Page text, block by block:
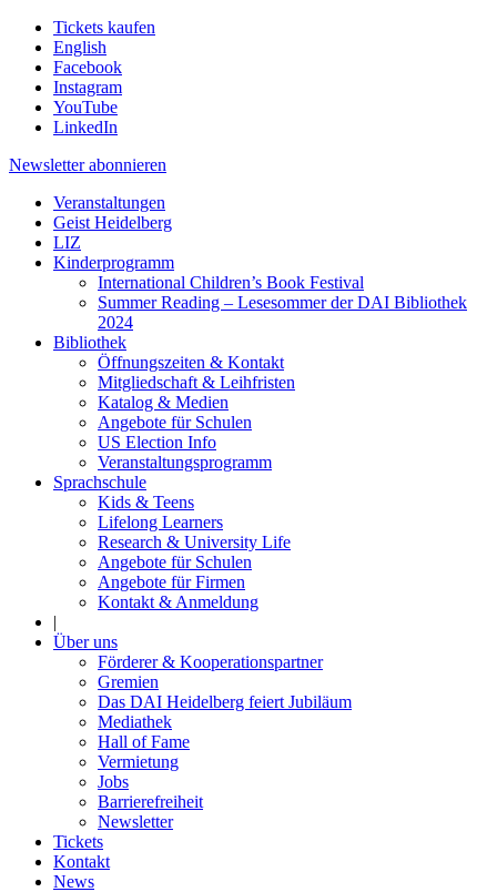
Tickets kaufen
English
Facebook
Instagram
YouTube
LinkedIn
Newsletter abonnieren
Veranstaltungen
Geist Heidelberg
LIZ
Kinderprogramm
International Children’s Book Festival
Summer Reading – Lesesommer der DAI Bibliothek
2024
Bibliothek
Öffnungszeiten & Kontakt
Mitgliedschaft & Leihfristen
Katalog & Medien
Angebote für Schulen
US Election Info
Veranstaltungsprogramm
Sprachschule
Kids & Teens
Lifelong Learners
Research & University Life
Angebote für Schulen
Angebote für Firmen
Kontakt & Anmeldung
|
Über uns
Förderer & Kooperationspartner
Gremien
Das DAI Heidelberg feiert Jubiläum
Mediathek
Hall of Fame
Vermietung
Jobs
Barrierefreiheit
Newsletter
Tickets
Kontakt
News